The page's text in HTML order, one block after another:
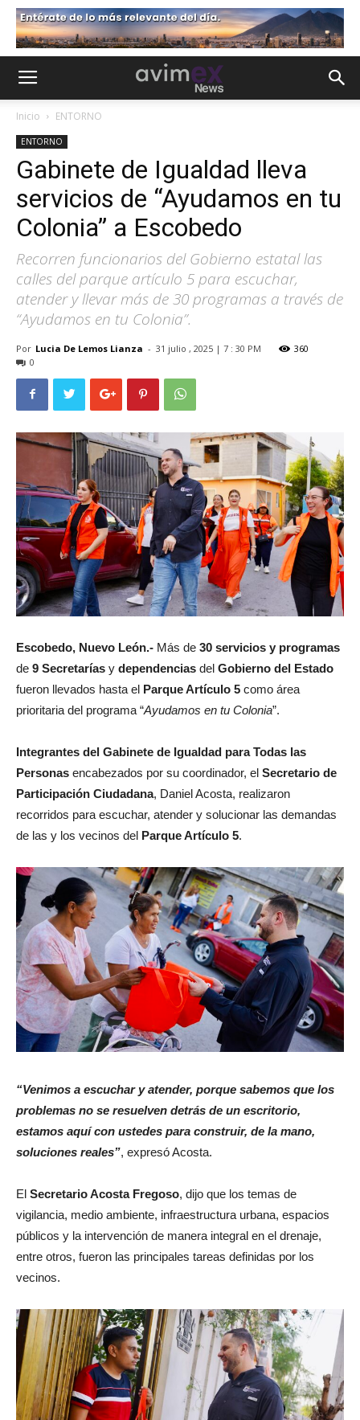
Inicio ENTORNO
ENTORNO
Gabinete de Igualdad lleva
servicios de “Ayudamos en tu
Colonia” a Escobedo
Recorren funcionarios del Gobierno estatal las
calles del parque artículo 5 para escuchar,
atender y llevar más de 30 programas a través de
“Ayudamos en tu Colonia”.
Por Lucia De Lemos Lianza - 31 julio , 2025 | 7 : 30 PM
360
0
Escobedo, Nuevo León.- Más de 30 servicios y programas
de 9 Secretarías y dependencias del Gobierno del Estado
fueron llevados hasta el Parque Artículo 5 como área
prioritaria del programa “Ayudamos en tu Colonia”.
Integrantes del Gabinete de Igualdad para Todas las
Personas encabezados por su coordinador, el Secretario de
Participación Ciudadana, Daniel Acosta, realizaron
recorridos para escuchar, atender y solucionar las demandas
de las y los vecinos del Parque Artículo 5.
“Venimos a escuchar y atender, porque sabemos que los
problemas no se resuelven detrás de un escritorio,
estamos aquí con ustedes para construir, de la mano,
soluciones reales”, expresó Acosta.
El Secretario Acosta Fregoso, dijo que los temas de
vigilancia, medio ambiente, infraestructura urbana, espacios
públicos y la intervención de manera integral en el drenaje,
entre otros, fueron las principales tareas definidas por los
vecinos.